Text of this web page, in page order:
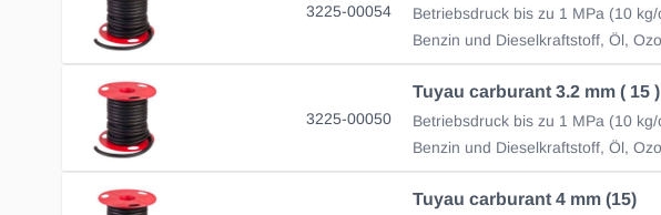
3225-00054
3225-00050
Tuyau carburant 3.2 mm ( 15 )
Tuyau carburant 4 mm (15)